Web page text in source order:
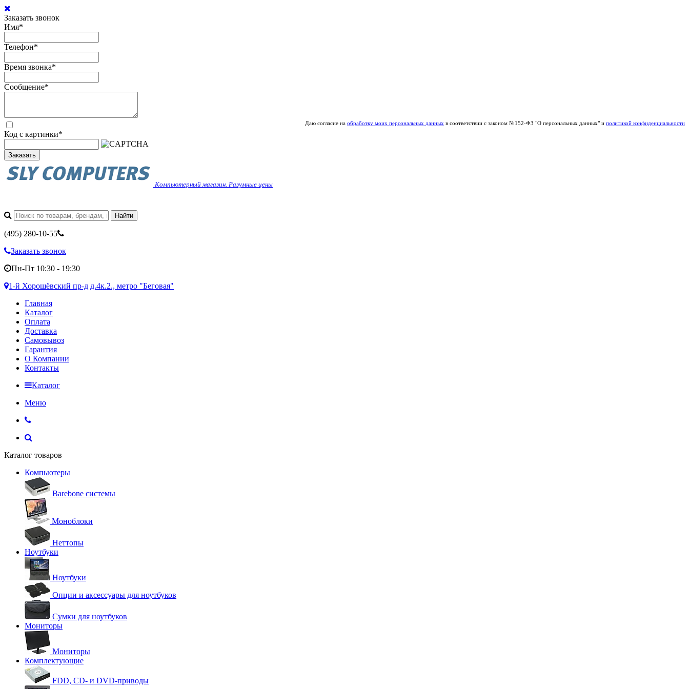
Заказать звонок
Имя*
Телефон*
Время звонка*
Сообщение*
Даю согласие на обработку моих персональных данных в соответствии с законом №152-ФЗ "О персональных данных" и политикой конфиденциальности
Код с картинки*
Заказать
Компьютерный магазин. Разумные цены
(495) 280-10-55
Заказать звонок
Пн-Пт 10:30 - 19:30
1-й Хорошёвский пр-д д.4к.2., метро "Беговая"
Главная
Каталог
Оплата
Доставка
Самовывоз
Гарантия
О Компании
Контакты
Каталог
Меню
Каталог товаров
Компьютеры
Barebone системы
Моноблоки
Неттопы
Ноутбуки
Ноутбуки
Опции и аксессуары для ноутбуков
Сумки для ноутбуков
Мониторы
Мониторы
Комплектующие
FDD, CD- и DVD-приводы